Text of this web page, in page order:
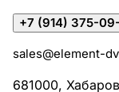
+7 (914) 375-
sales@element-
681000,